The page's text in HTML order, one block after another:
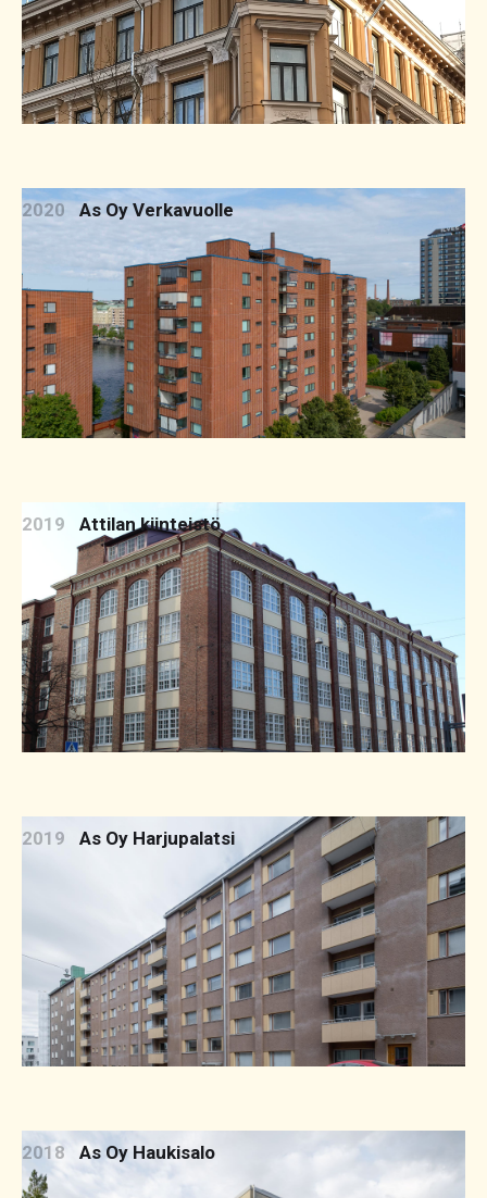
2020 As Oy Verkavuolle
2019 Attilan kiinteistö
2019 As Oy Harjupalatsi
2018 As Oy Haukisalo